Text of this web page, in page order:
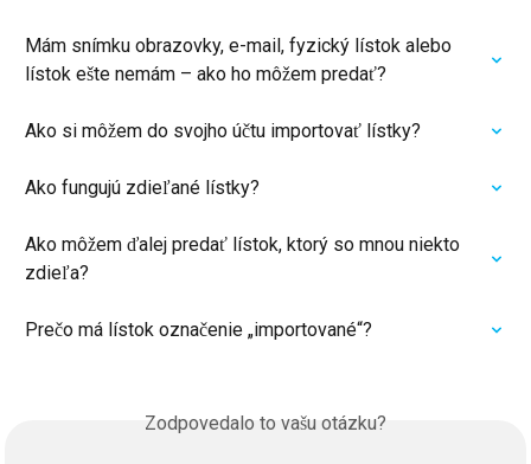
Mám snímku obrazovky, e-mail, fyzický lístok alebo
lístok ešte nemám – ako ho môžem predať?
Ako si môžem do svojho účtu importovať lístky?
Ako fungujú zdieľané lístky?
Ako môžem ďalej predať lístok, ktorý so mnou niekto
zdieľa?
Prečo má lístok označenie „importované“?
Zodpovedalo to vašu otázku?